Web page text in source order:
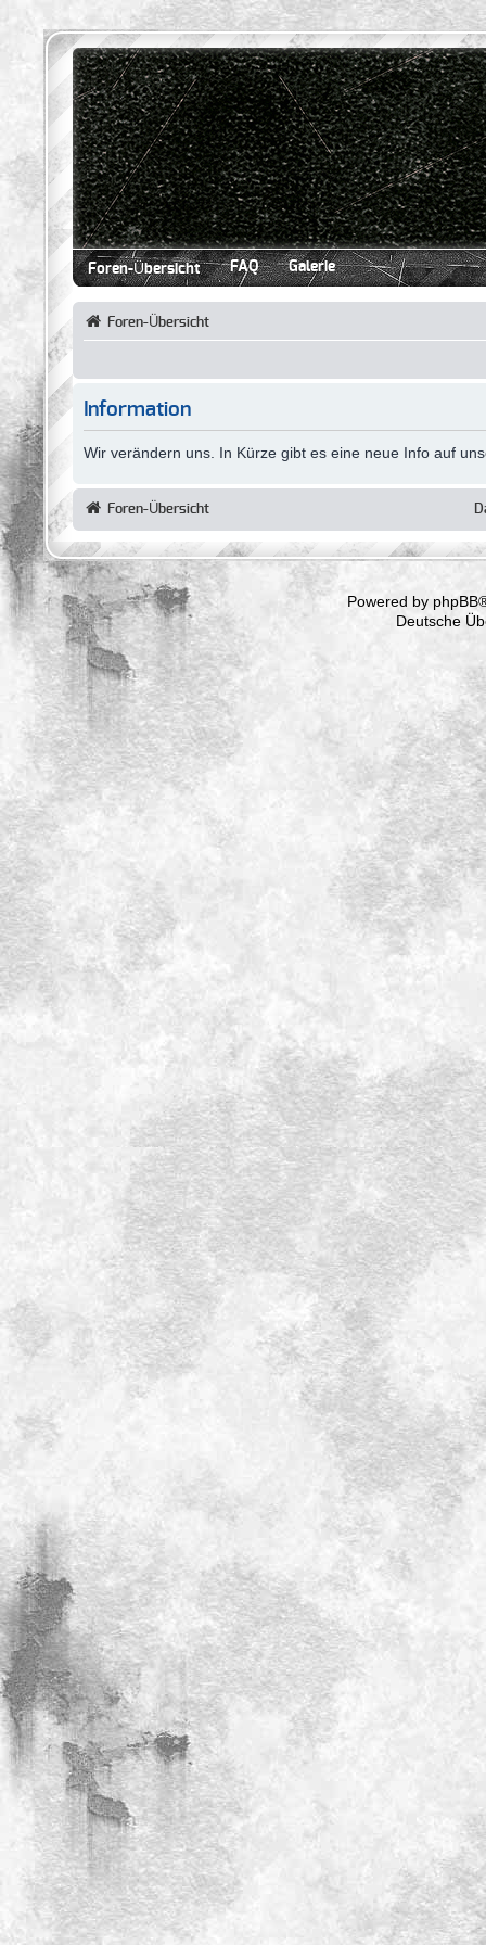
Foren-Übersicht FAQ Galerie
Foren-Übersicht
Information
Wir verändern uns. In Kürze gibt es eine neue Info auf
Foren-Übersicht
Powered by phpBB
Deutsche